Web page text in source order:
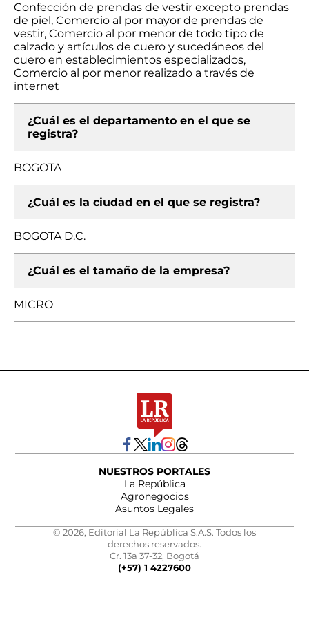
Confección de prendas de vestir excepto prendas
de piel, Comercio al por mayor de prendas de
vestir, Comercio al por menor de todo tipo de
calzado y artículos de cuero y sucedáneos del
cuero en establecimientos especializados,
Comercio al por menor realizado a través de
internet
¿Cuál es el departamento en el que se
registra?
BOGOTA
¿Cuál es la ciudad en el que se registra?
BOGOTA D.C.
¿Cuál es el tamaño de la empresa?
MICRO
NUESTROS PORTALES
La República
Agronegocios
Asuntos Legales
© 2026, Editorial La República S.A.S. Todos los
derechos reservados.
Cr. 13a 37-32, Bogotá
(+57) 1 4227600